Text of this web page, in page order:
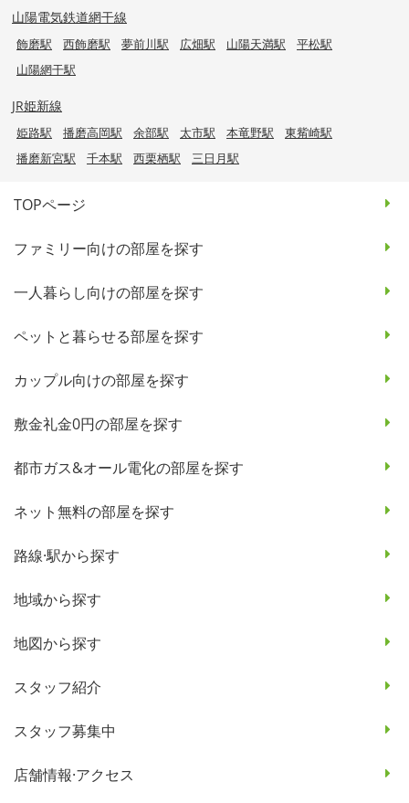
山陽電気鉄道網干線
飾磨駅 西飾磨駅 夢前川駅 広畑駅 山陽天満駅
平松駅
山陽網干駅
JR姫新線
姫路駅 播磨高岡駅 余部駅 太市駅 本竜野駅
東觜崎駅
播磨新宮駅
千本駅 西栗栖駅 三日月駅
TOPページ
ファミリー向けの部屋を探す
一人暮らし向けの部屋を探す
ペットと暮らせる部屋を探す
カップル向けの部屋を探す
敷金礼金0円の部屋を探す
都市ガス&オール電化の部屋を探す
ネット無料の部屋を探す
路線·駅から探す
地域から探す
地図から探す
スタッフ紹介
スタッフ募集中
店舗情報·アクセス